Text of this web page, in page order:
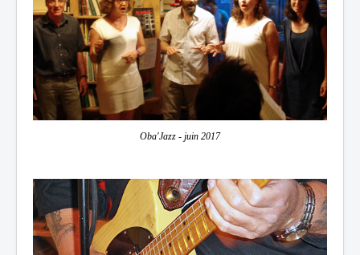
Oba'Jazz - juin 2017